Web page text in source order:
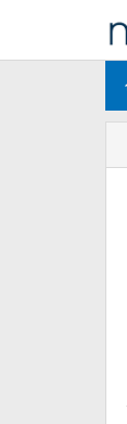
konten